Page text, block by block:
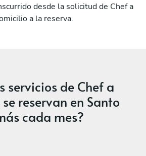
desde la solicitud de Chef a
a la reserva.
servicios de Chef a
reservan en Santo
cada mes?